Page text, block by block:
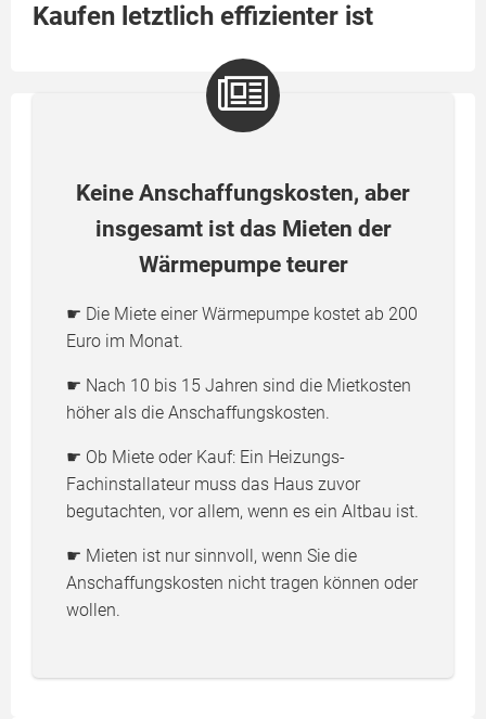
Kaufen letztlich effizienter ist
Keine Anschaffungskosten, aber
insgesamt ist das Mieten der
Wärmepumpe teurer
☛ Die Miete einer Wärmepumpe kostet ab 200
Euro im Monat.
☛ Nach 10 bis 15 Jahren sind die Mietkosten
höher als die Anschaffungskosten.
☛ Ob Miete oder Kauf: Ein Heizungs-
Fachinstallateur muss das Haus zuvor
begutachten, vor allem, wenn es ein Altbau ist.
☛ Mieten ist nur sinnvoll, wenn Sie die
Anschaffungskosten nicht tragen können oder
wollen.